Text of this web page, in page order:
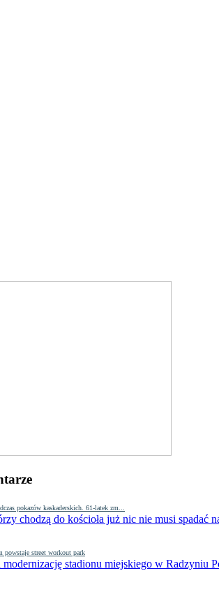
pokazów kaskaderskich. 61-latek zm...
chodzą do kościoła już nic nie musi spadać
powstaje street workout park
modernizację stadionu miejskiego w Radzyniu